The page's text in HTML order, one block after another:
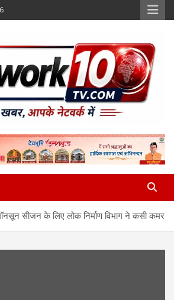
सीजन के लिए लोक निर्माण विभाग ने कसी कमर